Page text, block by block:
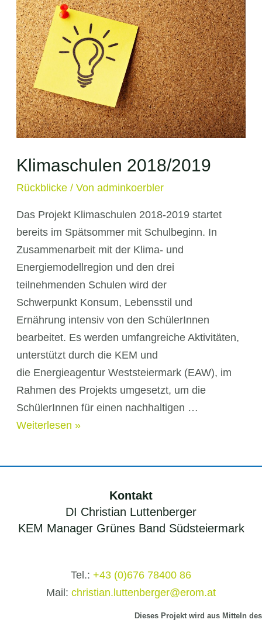
Klimaschulen 2018/2019
Rückblicke/ Von adminkoerbler
Das Projekt Klimaschulen 2018-2019 startet
bereits im Spätsommer mit Schulbeginn. In
Zusammenarbeit mit der Klima- und
Energiemodellregion und den drei
teilnehmenden Schulen wird der
Schwerpunkt Konsum, Lebensstil und
Ernährung intensiv von den SchülerInnen
bearbeitet. Es werden umfangreiche Aktivitäten,
unterstützt durch die KEM und
die Energieagentur Weststeiermark (EAW), im
Rahmen des Projekts umgesetzt, um die
SchülerInnen für einen nachhaltigen …
Klimaschulen
Weiterlesen »
Kontakt
DI Christian Luttenberger
KEM Manager Grünes Band Südsteiermark
Tel.: +43 (0)676 78400 86
Mail: christian.luttenberger@erom.at
Dieses Projekt wird aus Mitteln des